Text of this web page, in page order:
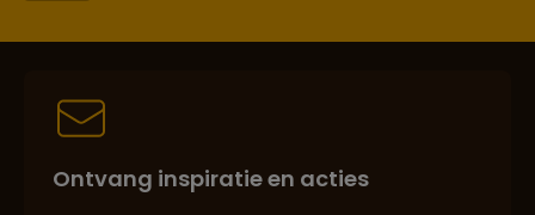
Best beoordeelde reisroutes
Ontvang inspiratie en acties